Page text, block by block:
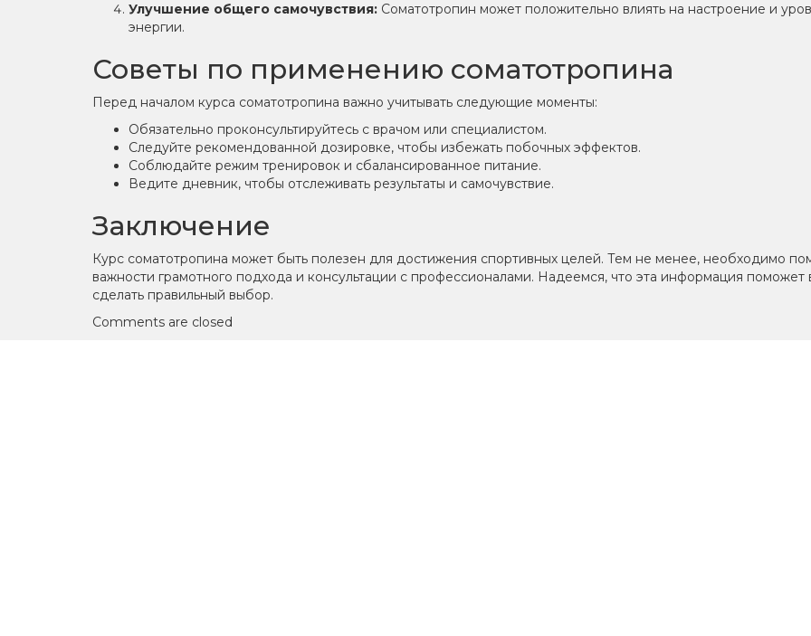
Улучшение общего самочувствия: Соматотропин может положительно влиять на настроение и
энергии.
Советы по применению соматотропина
Перед началом курса соматотропина важно учитывать следующие моменты:
Обязательно проконсультируйтесь с врачом или специалистом.
Следуйте рекомендованной дозировке, чтобы избежать побочных эффектов.
Соблюдайте режим тренировок и сбалансированное питание.
Ведите дневник, чтобы отслеживать результаты и самочувствие.
Заключение
Курс соматотропина может быть полезен для достижения спортивных целей. Тем не менее, необходимо
важности грамотного подхода и консультации с профессионалами. Надеемся, что эта информация поможет
сделать правильный выбор.
Comments are closed